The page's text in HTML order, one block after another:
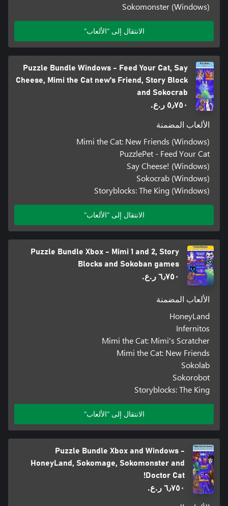
Sokomonster (Windows)
الانتقال إلى "الألعاب"
Puzzle Bundle Windows - Feed Your Cat, Say
Cheese, Mimi the Cat new's Friend, Story Block
and Sokocrab
٥٫٧٥٠ ر.ع.‏
الألعاب المضمنة
Mimi the Cat: New Friends (Windows)
PuzzlePet - Feed Your Cat
Say Cheese! (Windows)
Sokocrab (Windows)
Storyblocks: The King (Windows)
الانتقال إلى "الألعاب"
Puzzle Bundle Xbox - Mimi 1 and 2, Story
Blocks and Sokoban games
٦٫٧٥٠ ر.ع.‏
الألعاب المضمنة
HoneyLand
Infernitos
Mimi the Cat: Mimi's Scratcher
Mimi the Cat: New Friends
Sokolab
Sokorobot
Storyblocks: The King
الانتقال إلى "الألعاب"
Puzzle Bundle Xbox and Windows -
HoneyLand, Sokomage, Sokomonster and
Doctor Cat!
٦٫٧٥٠ ر.ع.‏